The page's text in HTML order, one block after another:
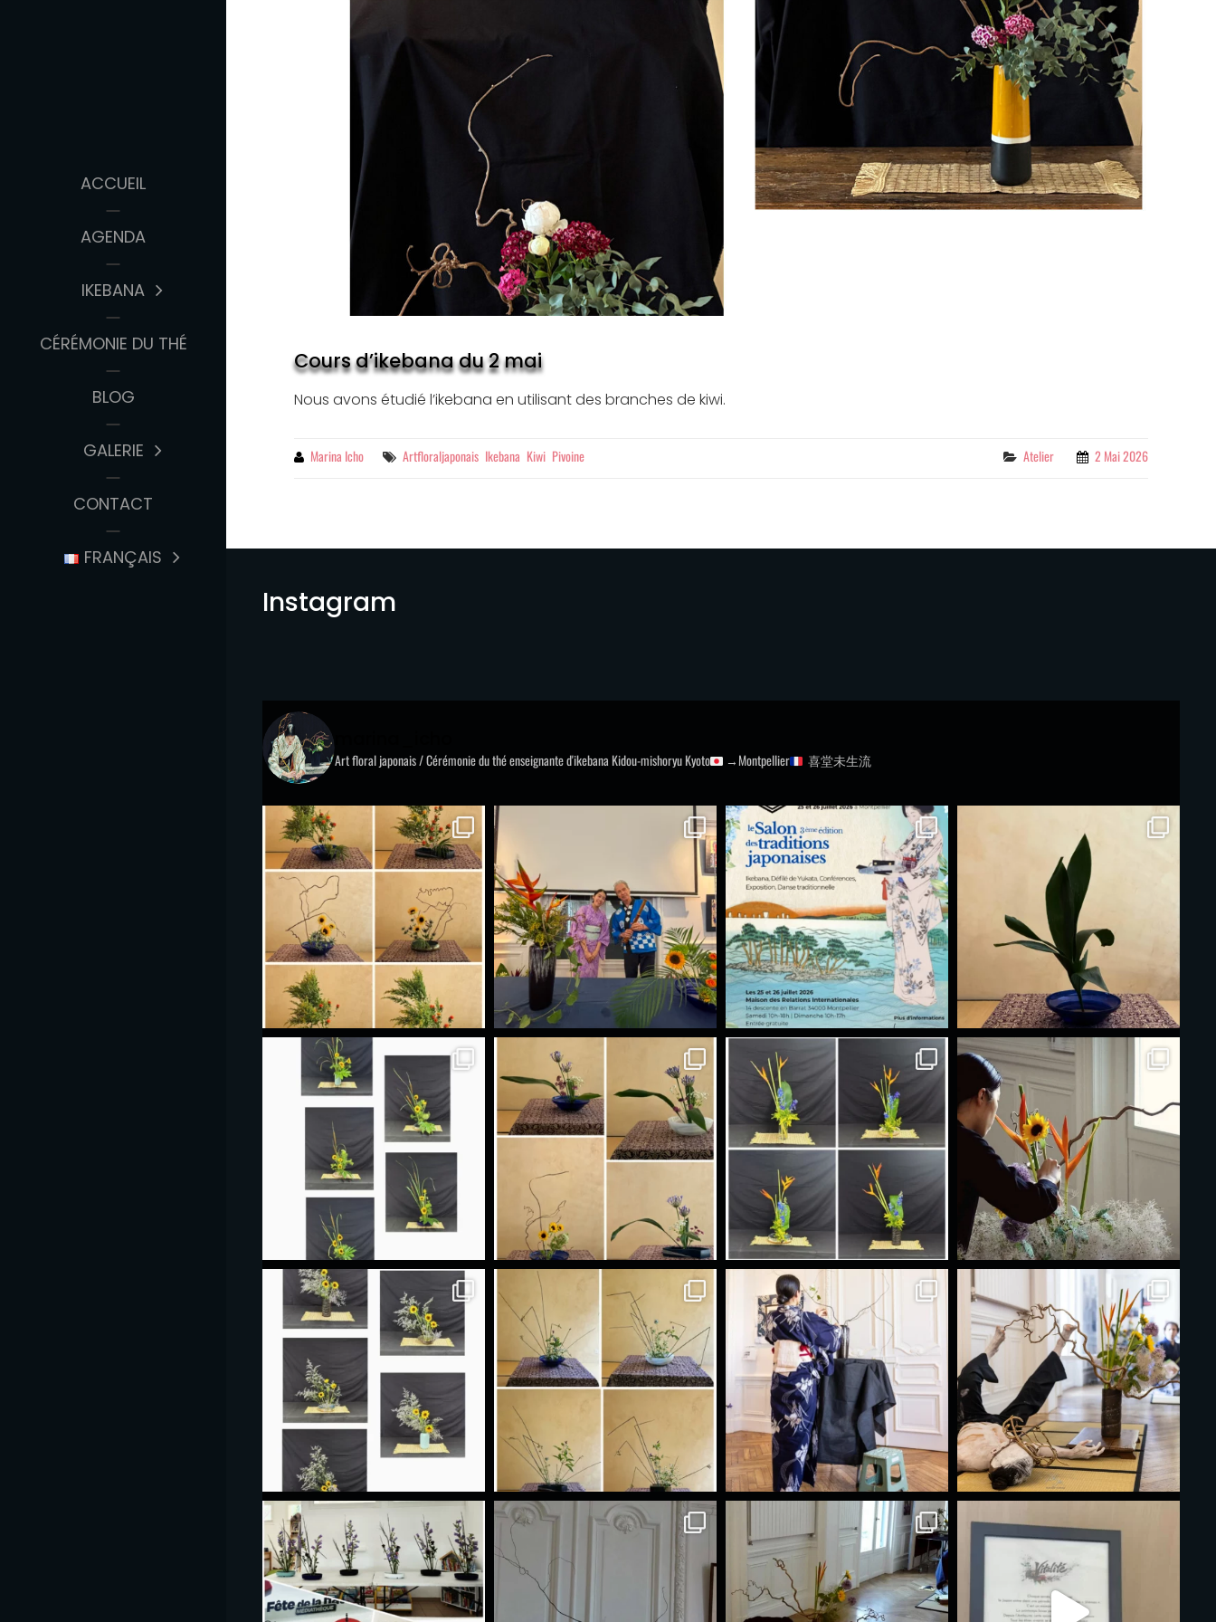
ACCUEIL
AGENDA
IKEBANA
CÉRÉMONIE DU THÉ
BLOG
GALERIE
CONTACT
FRANÇAIS
Cours d’ikebana du 2 mai
Nous avons étudié l’ikebana en utilisant des branches de kiwi.
By Marina Icho Tags
Artfloraljaponais Ikebana Kiwi Pivoine Categories
Atelier 2 Mai 2026
Instagram
Art floral japonais / Cérémonie du théenseignante d'ikebana Kidou-mishoryuKyoto →Montpellier 喜堂未生流